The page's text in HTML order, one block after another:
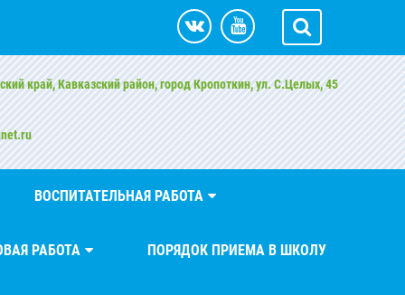
край, Кавказский район, город Кропоткин, ул. С.Целых, 45
ВОСПИТАТЕЛЬНАЯ РАБОТА
РАБОТА ПОРЯДОК ПРИЕМА В ШКОЛУ